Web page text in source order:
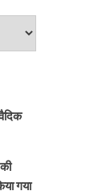
गया